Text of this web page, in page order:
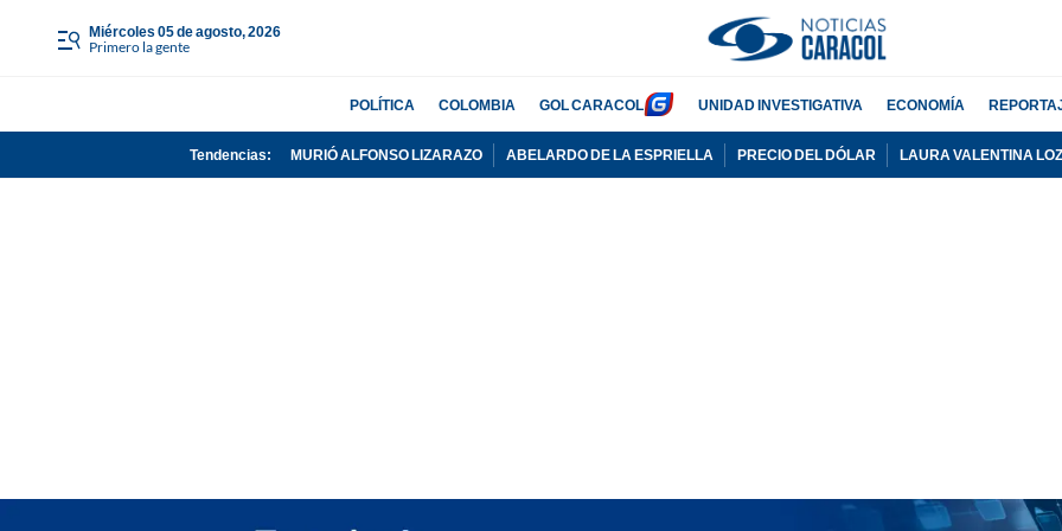
miércoles 05 de agosto, 2026
Primero la gente
POLÍTICA COLOMBIA GOL CARACOL UNIDAD INVESTIGATIVA ECONOMÍA
Tendencias: MURIÓ ALFONSO LIZARAZO ABELARDO DE LA ESPRIELLA PRECIO DEL DÓLAR LAURA VALENTINA